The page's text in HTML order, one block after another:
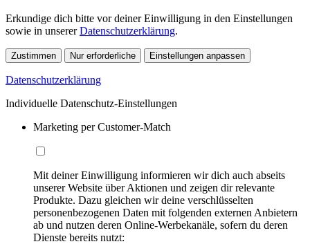
Erkundige dich bitte vor deiner Einwilligung in den Einstellungen
sowie in unsererDatenschutzerklärung.
Zustimmen Nur erforderliche Einstellungen anpassen
Datenschutzerklärung
Individuelle Datenschutz-Einstellungen
Marketing per Customer-Match
Mit deiner Einwilligung informieren wir dich auch abseits
unserer Website über Aktionen und zeigen dir relevante
Produkte. Dazu gleichen wir deine verschlüsselten
personenbezogenen Daten mit folgenden externen Anbietern
ab und nutzen deren Online-Werbekanäle, sofern du deren
Dienste bereits nutzt: